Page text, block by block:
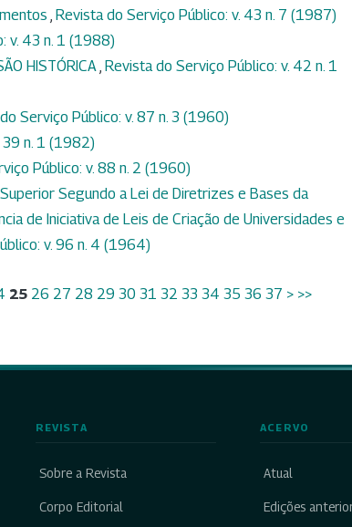
, Revista do Serviço Público: v. 43 n. 7 (1987)
v. 43 n. 1 (1988)
HISTÓRICA, Revista do Serviço Público: v. 42 n. 1
Serviço Público: v. 87 n. 3 (1960)
39 n. 1 (1982)
Público: v. 88 n. 2 (1960)
Segundo a Lei de Diretrizes e Bases da
de Iniciativa de Leis de Criação de Universidades e
v. 96 n. 4 (1964)
25 26 27 28 29 30 31 32 33 34 35 36 37 > >>
REVISTA
Sobre a Revista
Corpo Editorial
ACERVO
Atual
Edições